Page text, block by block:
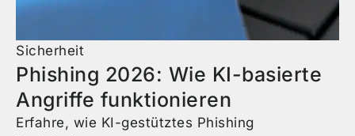
Sicherheit
Phishing 2026: Wie KI-basierte
Angriffe funktionieren
Erfahre, wie KI-gestütztes Phishing